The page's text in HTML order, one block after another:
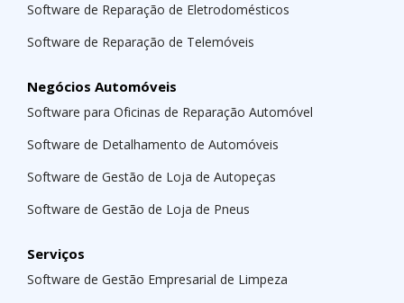
Software de Reparação de Eletrodomésticos
Software de Reparação de Telemóveis
Negócios Automóveis
Software para Oficinas de Reparação Automóvel
Software de Detalhamento de Automóveis
Software de Gestão de Loja de Autopeças
Software de Gestão de Loja de Pneus
Serviços
Software de Gestão Empresarial de Limpeza